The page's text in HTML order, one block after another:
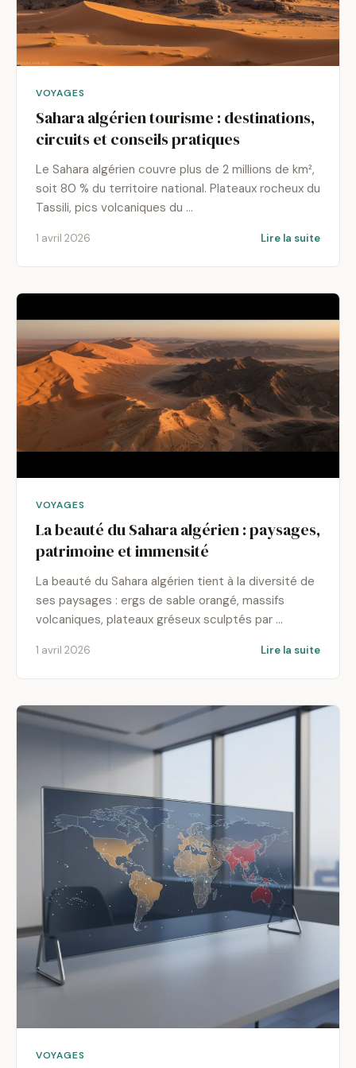
VOYAGES
Sahara algérien tourisme : destinations,
circuits et conseils pratiques
Le Sahara algérien couvre plus de 2 millions de km²,
soit 80 % du territoire national. Plateaux rocheux du
Tassili, pics volcaniques du …
1 avril 2026 Lire la suite
VOYAGES
La beauté du Sahara algérien : paysages,
patrimoine et immensité
La beauté du Sahara algérien tient à la diversité de
ses paysages : ergs de sable orangé, massifs
volcaniques, plateaux gréseux sculptés par …
1 avril 2026 Lire la suite
VOYAGES